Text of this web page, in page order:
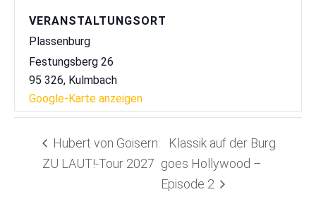
VERANSTALTUNGSORT
Plassenburg
Festungsberg 26
95 326, Kulmbach
Google-Karte anzeigen
Hubert von Goisern:
ZU LAUT!-Tour 2027
Klassik auf der Burg
goes Hollywood –
Episode 2